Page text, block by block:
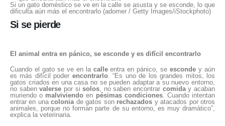
Si un gato doméstico se ve en la calle se asusta y se esconde, lo que
dificulta aún más el encontrarlo (adomer / Getty Images/iStockphoto)
Si se pierde
El animal entra en pánico, se esconde y es difícil encontrarlo
Cuando el gato se ve en la calleentra en pánico, seescondey aún
es más difícil poder encontrarlo. “Es uno de los grandes mitos, los
gatos criados en una casa no se pueden adaptar a su nuevo entorno,
no sabenvalerse por sisolos, no saben encontrar comiday acaban
muriendo o malviviendoen pésimas condiciones. Cuando intentan
entrar en unacolonia de gatos son rechazados y atacados por otros
animales, porque no forman parte de su entorno, es muy dramático”,
explica la veterinaria.